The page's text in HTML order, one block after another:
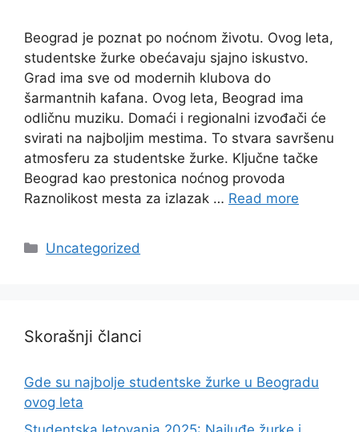
Beograd je poznat po noćnom životu. Ovog leta,
studentske žurke obećavaju sjajno iskustvo.
Grad ima sve od modernih klubova do
šarmantnih kafana. Ovog leta, Beograd ima
odličnu muziku. Domaći i regionalni izvođači će
svirati na najboljim mestima. To stvara savršenu
atmosferu za studentske žurke. Ključne tačke
Beograd kao prestonica noćnog provoda
Raznolikost mesta za izlazak … Read more
Categories
Uncategorized
Skorašnji članci
Gde su najbolje studentske žurke u Beogradu
ovog leta